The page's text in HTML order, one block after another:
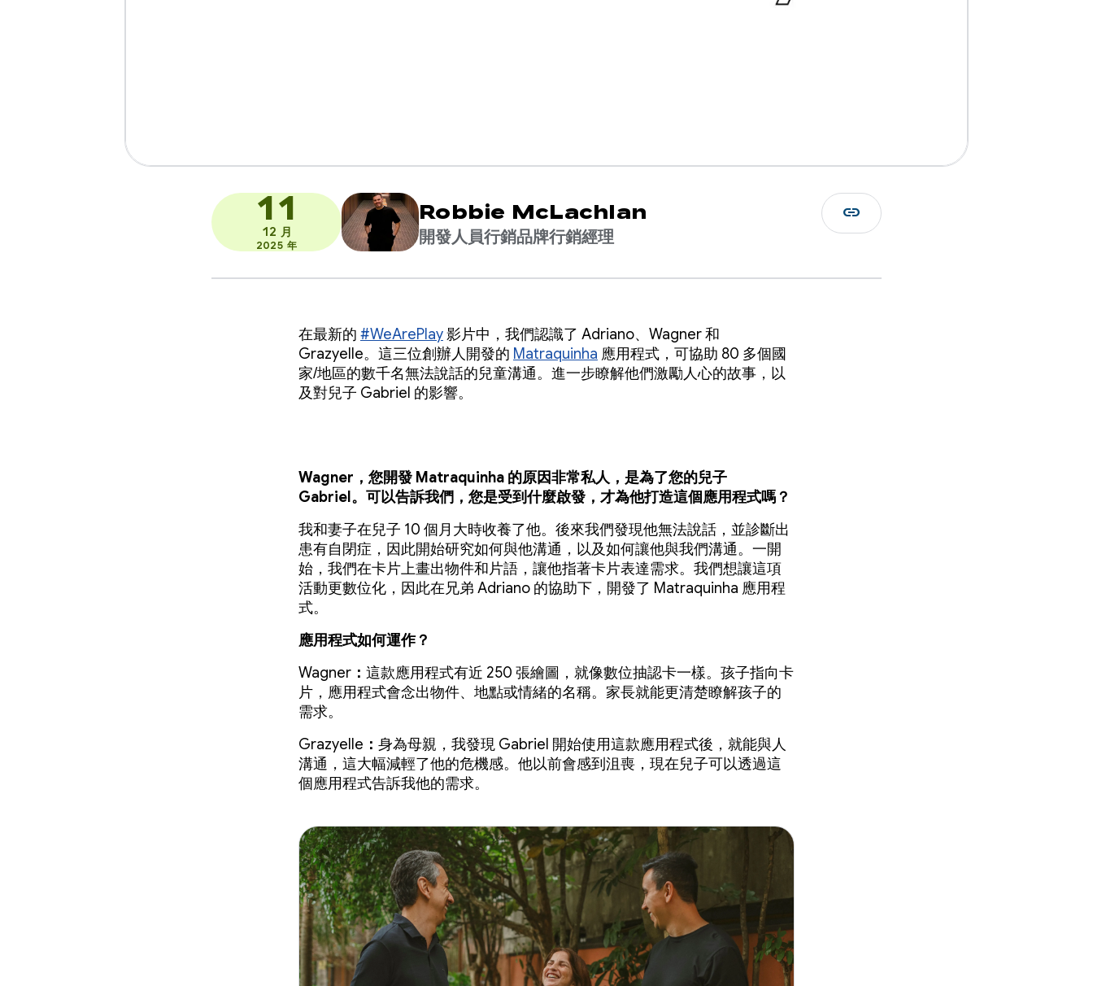
11
12 月
2025 年
Robbie McLachlan
開發人員行銷品牌行銷經理
link
在最新的 #WeArePlay影片中，我們認識了 Adriano、Wagner 和
Grazyelle。這三位創辦人開發的 Matraquinha 應用程式，可協助 80 多個國
家/地區的數千名無法說話的兒童溝通。進一步瞭解他們激勵人心的故事，以
及對兒子 Gabriel 的影響。
Wagner，您開發 Matraquinha 的原因非常私人，是為了您的兒子
Gabriel。可以告訴我們，您是受到什麼啟發，才為他打造這個應用程式嗎？
我和妻子在兒子 10 個月大時收養了他。後來我們發現他無法說話，並診斷出
患有自閉症，因此開始研究如何與他溝通，以及如何讓他與我們溝通。一開
始，我們在卡片上畫出物件和片語，讓他指著卡片表達需求。我們想讓這項
活動更數位化，因此在兄弟 Adriano 的協助下，開發了 Matraquinha 應用程
式。
應用程式如何運作？
Wagner ： 這款應用程式有近 250 張繪圖，就像數位抽認卡一樣。孩子指向卡
片，應用程式會念出物件、地點或情緒的名稱。家長就能更清楚瞭解孩子的
需求。
Grazyelle ： 身為母親，我發現 Gabriel 開始使用這款應用程式後，就能與人
溝通，這大幅減輕了他的危機感。他以前會感到沮喪，現在兒子可以透過這
個應用程式告訴我他的需求。